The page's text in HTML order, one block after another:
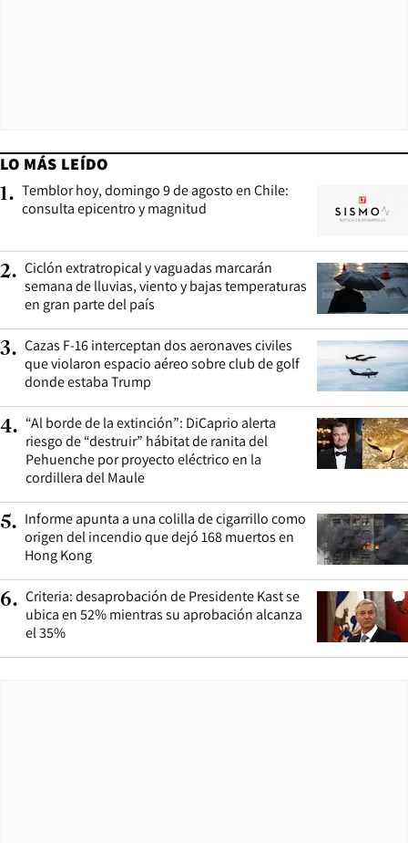
LO MÁS LEÍDO
1. Temblor hoy, domingo 9 de agosto en Chile:
consulta epicentro y magnitud
2. Ciclón extratropical y vaguadas marcarán
semana de lluvias, viento y bajas temperaturas
en gran parte del país
3. Cazas F-16 interceptan dos aeronaves civiles
que violaron espacio aéreo sobre club de golf
donde estaba Trump
4. “Al borde de la extinción”: DiCaprio alerta
riesgo de “destruir” hábitat de ranita del
Pehuenche por proyecto eléctrico en la
cordillera del Maule
5. Informe apunta a una colilla de cigarrillo como
origen del incendio que dejó 168 muertos en
Hong Kong
6. Criteria: desaprobación de Presidente Kast se
ubica en 52% mientras su aprobación alcanza
el 35%